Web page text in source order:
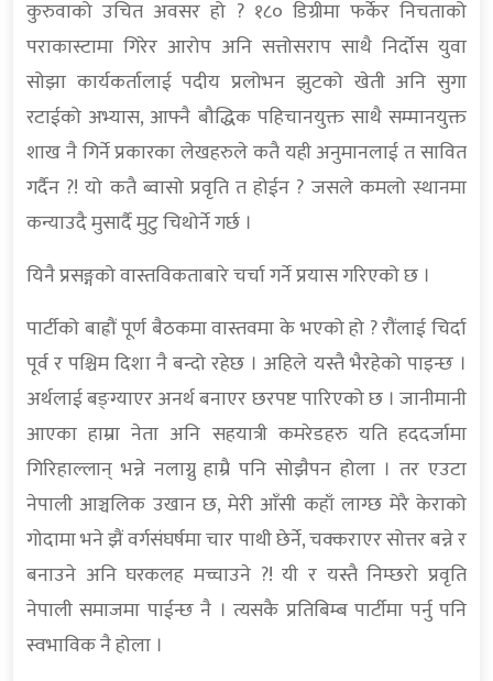
कुरुवाको उचित अवसर हो ? १८० डिग्रीमा फर्केर निचताको
पराकास्टामा गिरेर आरोप अनि सत्तोसराप साथै निर्दोस युवा
सोझा कार्यकर्तालाई पदीय प्रलोभन झुटको खेती अनि सुगा
रटाईको अभ्यास, आफ्नै बौद्धिक पहिचानयुक्त साथै सम्मानयुक्त
शाख नै गिर्ने प्रकारका लेखहरुले कतै यही अनुमानलाई त सावित
गर्दैन ?! यो कतै ब्वासो प्रवृति त होईन ? जसले कमलो स्थानमा
कन्याउदै मुसार्दै मुटु चिथोर्ने गर्छ ।
यिनै प्रसङ्गको वास्तविकताबारे चर्चा गर्ने प्रयास गरिएको छ ।
पार्टीको बाह्रौं पूर्ण बैठकमा वास्तवमा के भएको हो ? रौंलाई चिर्दा
पूर्व र पश्चिम दिशा नै बन्दो रहेछ । अहिले यस्तै भैरहेको पाइन्छ ।
अर्थलाई बङ्ग्याएर अनर्थ बनाएर छरपष्ट पारिएको छ । जानीमानी
आएका हाम्रा नेता अनि सहयात्री कमरेडहरु यति हददर्जामा
गिरिहाल्लान् भन्ने नलाग्नु हाम्रै पनि सोझैपन होला । तर एउटा
नेपाली आञ्चलिक उखान छ, मेरी आँसी कहाँ लाग्छ मेरै केराको
गोदामा भने झैं वर्गसंघर्षमा चार पाथी छेर्ने, चक्कराएर सोत्तर बन्ने र
बनाउने अनि घरकलह मच्चाउने ?! यी र यस्तै निम्छरो प्रवृति
नेपाली समाजमा पाईन्छ नै । त्यसकै प्रतिबिम्ब पार्टीमा पर्नु पनि
स्वभाविक नै होला ।